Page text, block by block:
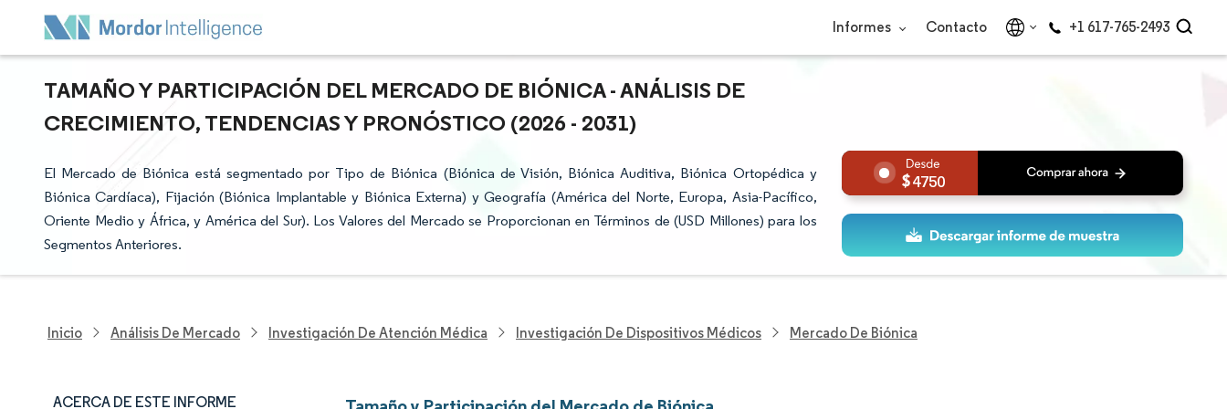
Informes Contacto +1 617-765-2493
TAMAÑO Y PARTICIPACIÓN DEL MERCADO DE BIÓNICA - ANÁLISIS DE
CRECIMIENTO, TENDENCIAS Y PRONÓSTICO (2026 - 2031)
El Mercado de Biónica está segmentado por Tipo de Biónica (Biónica de Visión, Biónica Auditiva, Biónica Ortopédica y
Biónica Cardíaca), Fijación (Biónica Implantable y Biónica Externa) y Geografía (América del Norte, Europa, Asia-Pacífico,
Oriente Medio y África, y América del Sur). Los Valores del Mercado se Proporcionan en Términos de (USD Millones) para los
Segmentos Anteriores.
4750
Inicio Análisis De Mercado Investigación De Atención Médica Investigación De Dispositivos Médicos Mercado De Biónica
ACERCA DE ESTE INFORME